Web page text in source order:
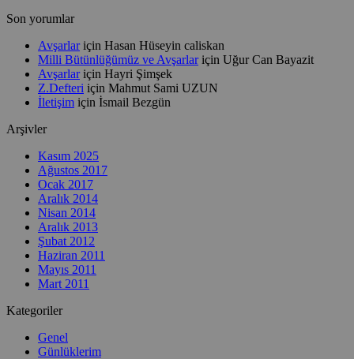
Son yorumlar
Avşarlariçin Hasan Hüseyin caliskan
Milli Bütünlüğümüz ve Avşarlariçin Uğur Can Bayazit
Avşarlariçin Hayri Şimşek
Z.Defteri için Mahmut Sami UZUN
İletişim için İsmail Bezgün
Arşivler
Kasım 2025
Ağustos 2017
Ocak 2017
Aralık 2014
Nisan 2014
Aralık 2013
Şubat 2012
Haziran 2011
Mayıs 2011
Mart 2011
Kategoriler
Genel
Günlüklerim